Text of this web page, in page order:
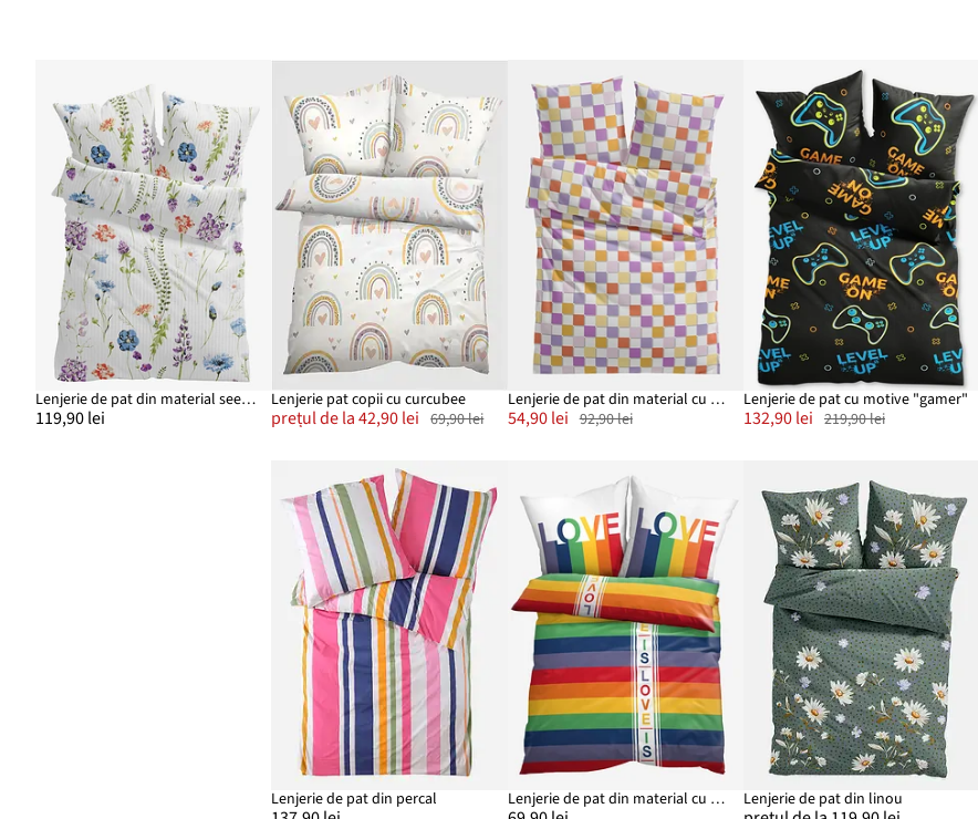
Lenjerie de pat din material seersucker
119,90 lei
Lenjerie pat copii cu curcubee
prețul de la 42,90 lei 69,90 lei
Lenjerie de pat din material cu bumbac
54,90 lei 92,90 lei
Lenjerie de pat cu motive "gamer"
132,90 lei 219,90 lei
Lenjerie de pat din percal Lenjerie de pat din material cu bumbac Lenjerie de pat din linou